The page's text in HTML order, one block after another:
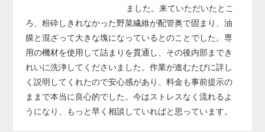
ました。来ていただいたとこ
ろ、粉砕しきれなかった野菜繊維が配管奥で固まり、油
膜と混ざって大きな塊になっているとのことでした。専
用の機材を使用して詰まりを貫通し、その後内部までき
れいに洗浄してくださいました。作業が進むたびに詳し
く説明してくれたので安心感があり、料金も事前提示の
ままで本当に良心的でした。今はストレスなく流れるよ
うになり、もっと早く相談していればと思っています。